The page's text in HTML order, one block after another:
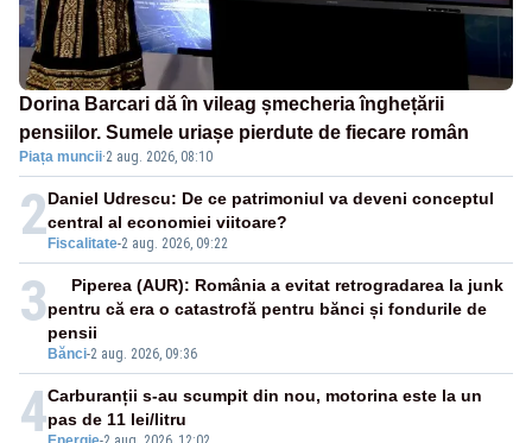
Dorina Barcari dă în vileag șmecheria înghețării
pensiilor. Sumele uriașe pierdute de fiecare român
Piața muncii·2 aug. 2026, 08:10
2 Fiscalitate-2 aug. 2026, 09:22
Daniel Udrescu: De ce patrimoniul va deveni conceptul
central al economiei viitoare?
3
Bănci-2 aug. 2026, 09:36
Piperea (AUR): România a evitat retrogradarea la junk
pentru că era o catastrofă pentru bănci și fondurile de
pensii
4Carburanții s-au scumpit din nou, motorina este la un
pas de 11 lei/litru